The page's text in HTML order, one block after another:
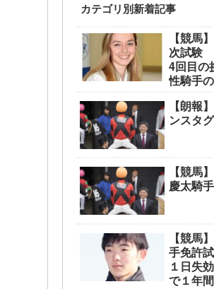
カテゴリ別新着記事
【競馬
次試験
4回目の
性騎手
【朗報
ンスタ
【競馬
慶太騎
【競馬
手免許
１日失
で１年